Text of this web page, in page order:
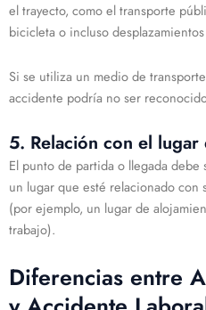
el trayecto, como el transporte
bicicleta o incluso
Si se utiliza un medio de
accidente podría no ser
5. Relación con el lugar
El punto de partida o llegada
un lugar que esté relacionado con
(por ejemplo, un lugar de
trabajo).
Diferencias entre